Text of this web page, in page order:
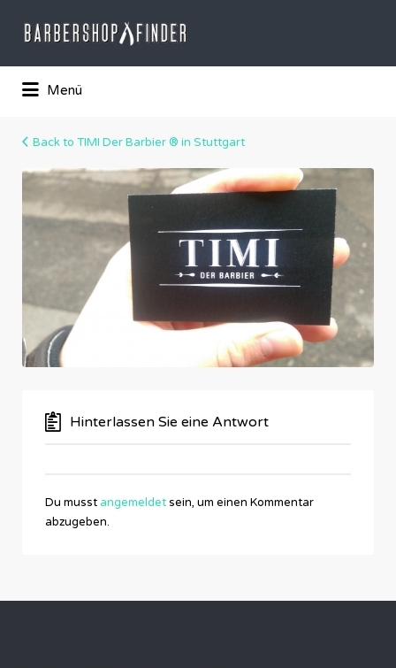
Das Barber-Shop Verzechnis
Suchen
nach:
Menü
1908244
Back to TIMI Der Barbier ® in Stuttgart
Hinterlassen Sie eine Antwort
Du musst angemeldetsein, um einen Kommentar
abzugeben.